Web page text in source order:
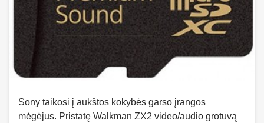
Sony taikosi į aukštos kokybės garso įrangos
mėgėjus. Pristatę Walkman ZX2 video/audio grotuvą